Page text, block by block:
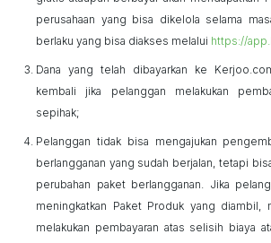
perusahaan yang bisa dikelola selama
berlaku yang bisa diakses melalui https://
Dana yang telah dibayarkan ke Kerjoo
kembali jika pelanggan melakukan
sepihak;
Pelanggan tidak bisa mengajukan
berlangganan yang sudah berjalan, tetapi
perubahan paket berlangganan. Jika
meningkatkan Paket Produk yang diambil,
melakukan pembayaran atas selisih biaya